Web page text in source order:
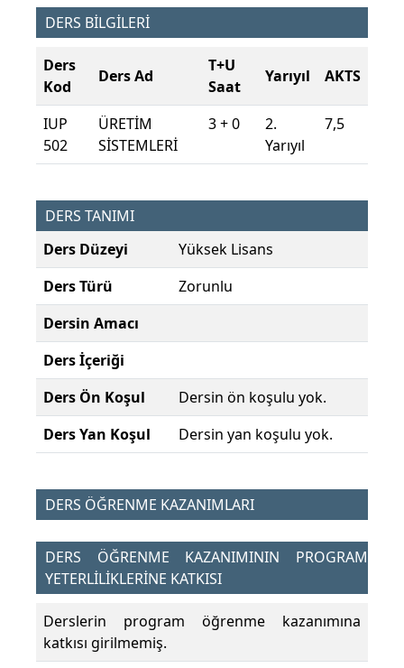
DERS BİLGİLERİ
Ders
Kod
Ders Ad
T+U
Saat
Yarıyıl AKTS
IUP
502
ÜRETİM
SİSTEMLERİ
3 + 0
2.
Yarıyıl
7,5
DERS TANIMI
Ders Düzeyi
Yüksek Lisans
Ders Türü
Zorunlu
Dersin Amacı
Ders İçeriği
Ders Ön Koşul
Dersin ön koşulu yok.
Ders Yan Koşul
Dersin yan koşulu yok.
DERS ÖĞRENME KAZANIMLARI
DERS ÖĞRENME KAZANIMININ PROGRAM
YETERLİLİKLERİNE KATKISI
Derslerin program öğrenme kazanımına
katkısı girilmemiş.